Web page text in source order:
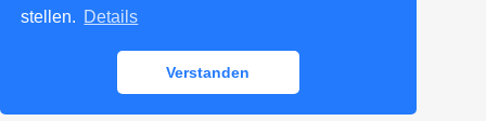
stellen. Details
Verstanden